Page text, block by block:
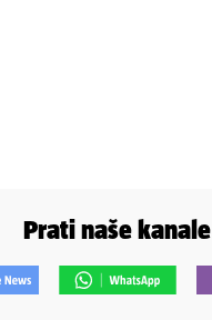
Prati naše kanale